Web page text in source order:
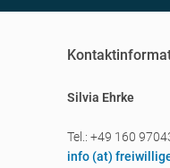
Silvia Ehrke
Tel.: +49 160
info (at)